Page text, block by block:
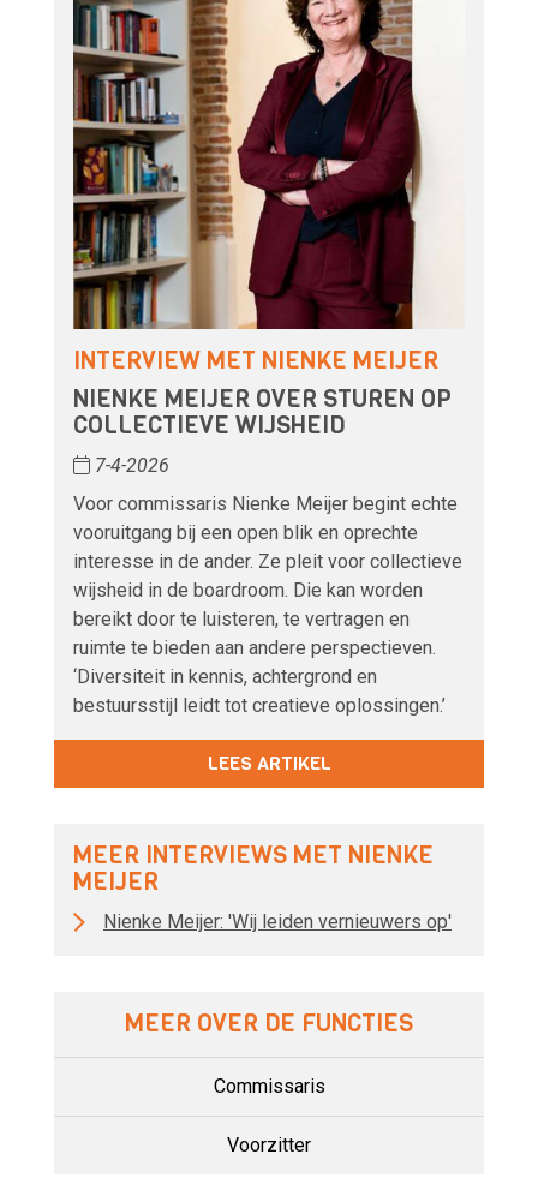
INTERVIEW MET NIENKE MEIJER
NIENKE MEIJER OVER STUREN OP
COLLECTIEVE WIJSHEID
7-4-2026
Voor commissaris Nienke Meijer begint echte
vooruitgang bij een open blik en oprechte
interesse in de ander. Ze pleit voor collectieve
wijsheid in de boardroom. Die kan worden
bereikt door te luisteren, te vertragen en
ruimte te bieden aan andere perspectieven.
‘Diversiteit in kennis, achtergrond en
bestuursstijl leidt tot creatieve oplossingen.’
LEES ARTIKEL
MEER INTERVIEWS MET NIENKE
MEIJER
Nienke Meijer: 'Wij leiden vernieuwers op'
MEER OVER DE FUNCTIES
Commissaris
Voorzitter